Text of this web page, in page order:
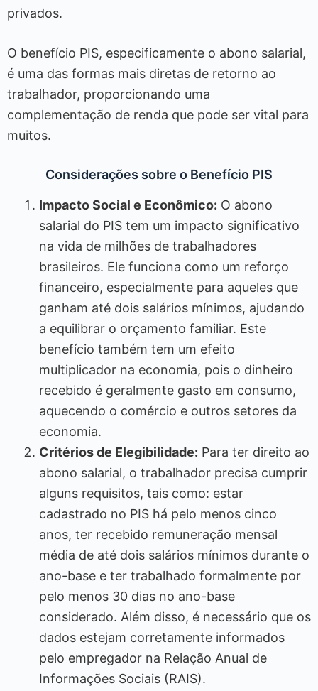
privados.
O benefício PIS, especificamente o abono salarial,
é uma das formas mais diretas de retorno ao
trabalhador, proporcionando uma
complementação de renda que pode ser vital para
muitos.
Considerações sobre o Benefício PIS
Impacto Social e Econômico: O abono
salarial do PIS tem um impacto significativo
na vida de milhões de trabalhadores
brasileiros. Ele funciona como um reforço
financeiro, especialmente para aqueles que
ganham até dois salários mínimos, ajudando
a equilibrar o orçamento familiar. Este
benefício também tem um efeito
multiplicador na economia, pois o dinheiro
recebido é geralmente gasto em consumo,
aquecendo o comércio e outros setores da
economia.
Critérios de Elegibilidade: Para ter direito ao
abono salarial, o trabalhador precisa cumprir
alguns requisitos, tais como: estar
cadastrado no PIS há pelo menos cinco
anos, ter recebido remuneração mensal
média de até dois salários mínimos durante o
ano-base e ter trabalhado formalmente por
pelo menos 30 dias no ano-base
considerado. Além disso, é necessário que os
dados estejam corretamente informados
pelo empregador na Relação Anual de
Informações Sociais (RAIS).